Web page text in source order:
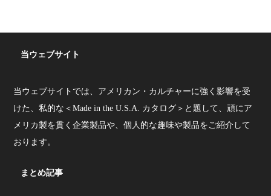
当ウェブサイト
当ウェブサイトでは、アメリカン・カルチャーに強く影響を受
けた、私的な＜Made in the U.S.A. カタログ＞と題して、頑にア
メリカ製を貫く企業製品や、個人的な趣味や製品をご紹介して
おります。
まとめ記事